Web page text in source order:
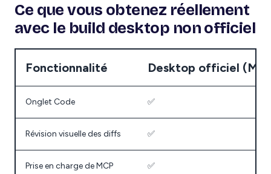
Ce que vous obtenez réellement
avec le build desktop non officiel
Fonctionnalité Desktop officiel
Onglet Code ✅
Révision visuelle des diffs ✅
Prise en charge de MCP ✅